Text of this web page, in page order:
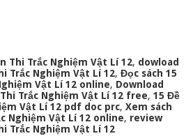
Thi Trắc Nghiệm Vật Lí 12, dowload
Trắc Nghiệm Vật Lí 12,Đọc sách 15
Vật Lí 12 online, Download
Trắc Nghiệm Vật Lí 12 free,15 Đề
Vật Lí 12 pdf doc prc,Xem sách
Nghiệm Vật Lí 12 online, review
Trắc Nghiệm Vật Lí 12